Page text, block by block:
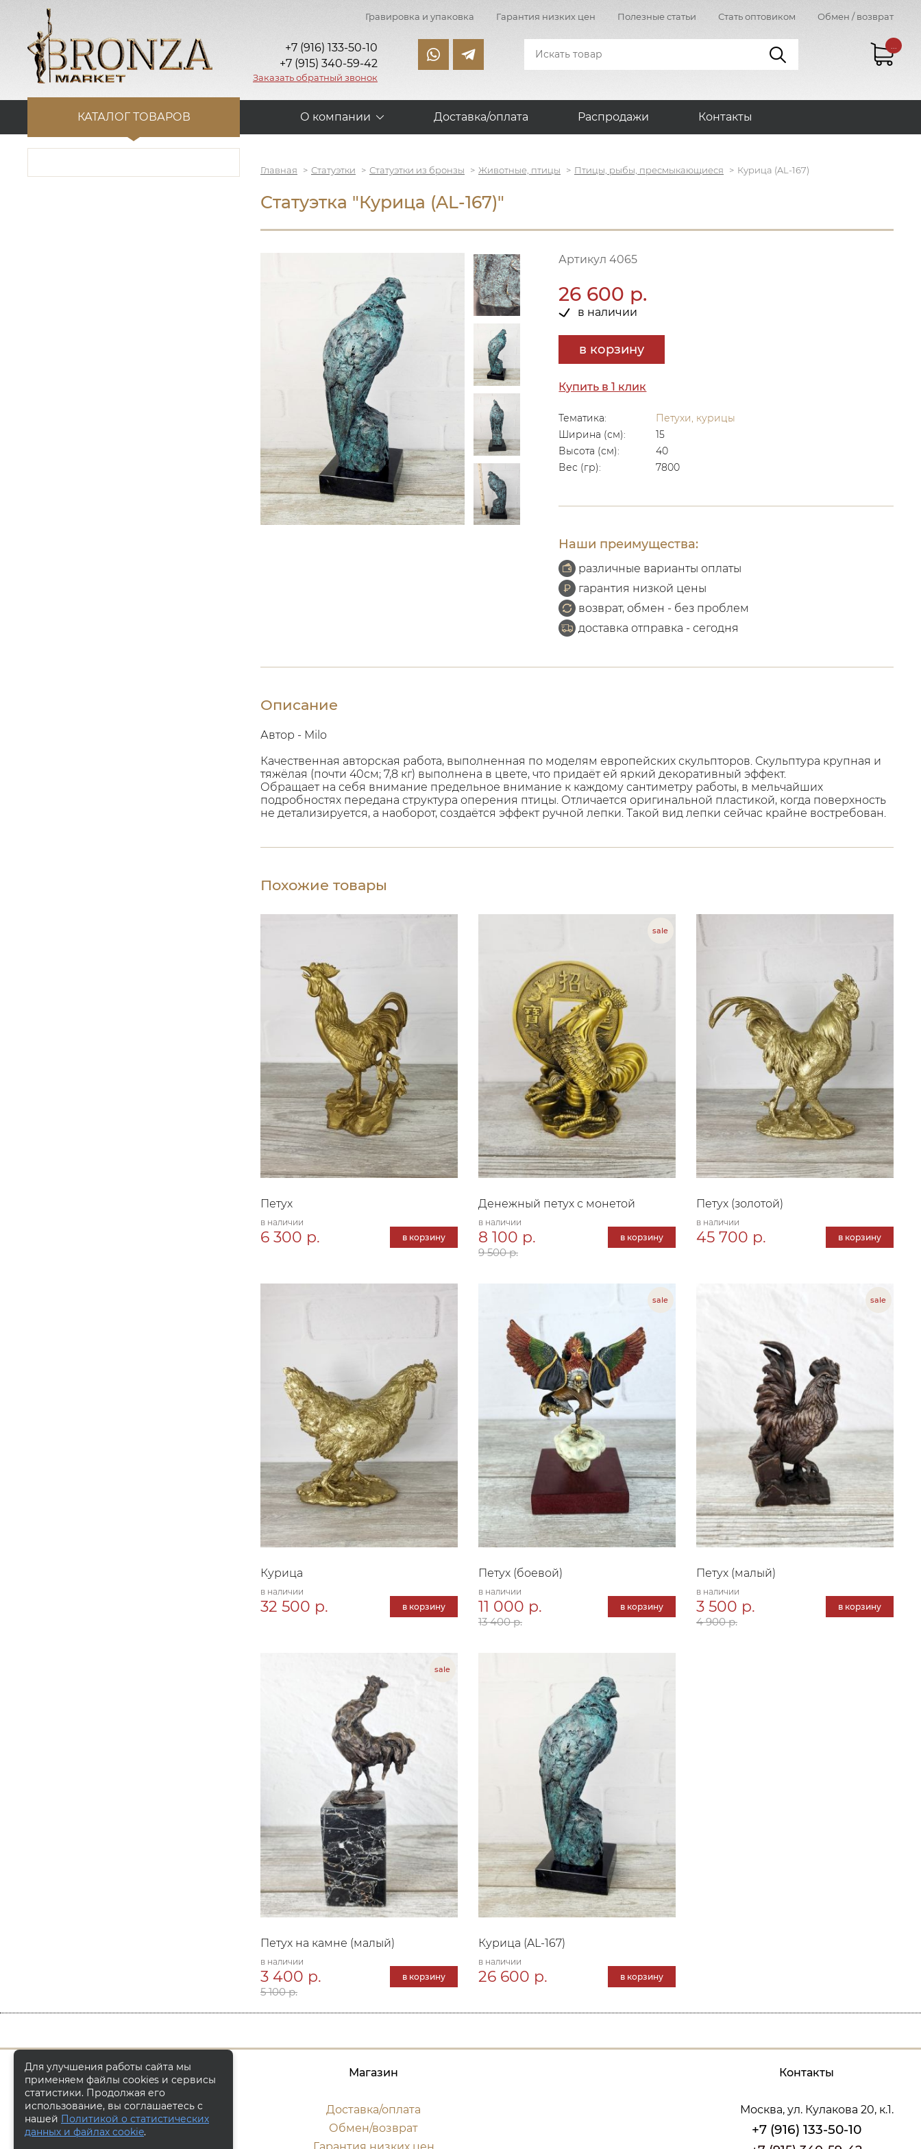
Гравировка и упаковка Гарантия низких цен Полезные статьи Стать оптовиком Обмен / возврат
+7 (916) 133-50-10
+7 (915) 340-59-42
Заказать обратный звонок
...
КАТАЛОГ ТОВАРОВ О компании Доставка/оплата Распродажи Контакты
Главная Статуэтки Статуэтки из бронзы Животные, птицы Птицы, рыбы, пресмыкающиеся Курица (AL-167)
Статуэтка "Курица (AL-167)"
Артикул 4065
26 600 р.
в наличии
в корзину
Купить в 1 клик
Тематика:
Петухи, курицы
Ширина (см):
15
Высота (см):
40
Вес (гр):
7800
Наши преимущества:
различные варианты оплаты
гарантия низкой цены
возврат, обмен - без проблем
доставка отправка - сегодня
Описание
Автор - Milo
Качественная авторская работа, выполненная по моделям европейских скульпторов. Скульптура крупная и
тяжёлая (почти 40см; 7,8 кг) выполнена в цвете, что придаёт ей яркий декоративный эффект.
Обращает на себя внимание предельное внимание к каждому сантиметру работы, в мельчайших
подробностях передана структура оперения птицы. Отличается оригинальной пластикой, когда поверхность
не детализируется, а наоборот, создаётся эффект ручной лепки. Такой вид лепки сейчас крайне востребован.
Похожие товары
Петух
в наличии
6 300 р. в корзину
Денежный петух с монетой
в наличии
8 100 р.
9 500 р.
в корзину
Петух (золотой)
в наличии
45 700 р. в корзину
Курица
в наличии
32 500 р. в корзину
Петух (боевой)
в наличии
11 000 р.
13 400 р.
в корзину
Петух (малый)
в наличии
3 500 р.
4 900 р.
в корзину
Петух на камне (малый)
в наличии
3 400 р.
5 100 р.
в корзину
Курица (AL-167)
в наличии
26 600 р. в корзину
Магазин
Доставка/оплата
Обмен/возврат
Гарантия низких цен
Контакты
Москва, ул. Кулакова 20, к.1.
+7 (916) 133-50-10
Для улучшения работы сайта мы
применяем файлы cookies и сервисы
статистики. Продолжая его
использование, вы соглашаетесь с
нашей Политикой о статистических
данных и файлах cookie.